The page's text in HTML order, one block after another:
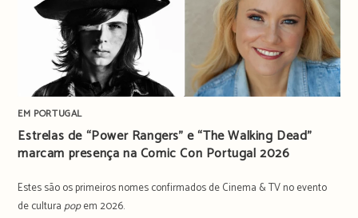
EM PORTUGAL
Estrelas de “Power Rangers” e “The Walking Dead”
marcam presença na Comic Con Portugal 2026
Estes são os primeiros nomes confirmados de Cinema & TV no evento
de culturapopem 2026.